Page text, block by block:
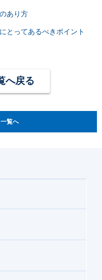
あり方
とってあるべきポイント
へ戻る
覧へ